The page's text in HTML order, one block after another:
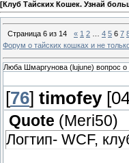
[Клуб Тайских Кошек. Узнай
Страница 6 из 14 « 1 2 4 5 6 7
Форум о тайских кошках и не
Люба Шмаргунова (lujune) вопрос о
[76] timofey
Quote (Meri50)
Логтип- WCF,